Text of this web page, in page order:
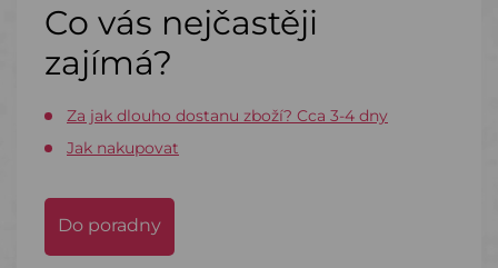
Co vás nejčastěji
zajímá?
Za jak dlouho dostanu zboží? Cca 3-4 dny
Jak nakupovat
Do poradny